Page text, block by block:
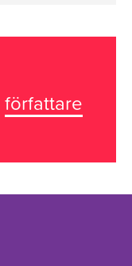
författare